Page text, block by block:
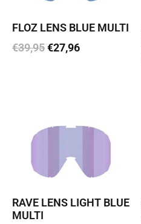
FLOZ LENS BLUE MULTI
€39,95€27,96
RAVE LENS LIGHT BLUE
MULTI